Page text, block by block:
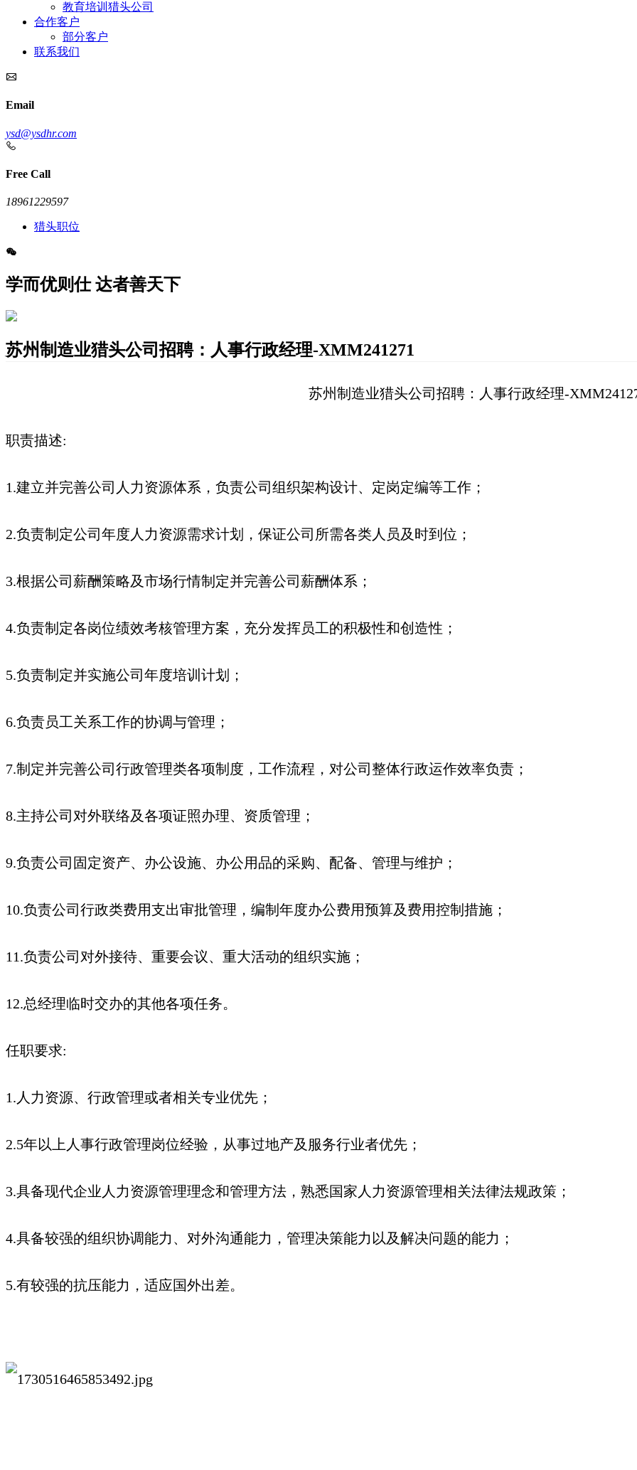
教育培训猎头公司
合作客户
部分客户
联系我们
Email
ysd@ysdhr.com
Free Call
18961229597
猎头职位
学而优则仕 达者善天下
苏州制造业猎头公司招聘：人事行政经理-XMM241271
苏州制造业猎头公司招聘：人事行政经理-
职责描述:
1.建立并完善公司人力资源体系，负责公司组织架构设计、定岗定编等工作；
2.负责制定公司年度人力资源需求计划，保证公司所需各类人员及时到位；
3.根据公司薪酬策略及市场行情制定并完善公司薪酬体系；
4.负责制定各岗位绩效考核管理方案，充分发挥员工的积极性和创造性；
5.负责制定并实施公司年度培训计划；
6.负责员工关系工作的协调与管理；
7.制定并完善公司行政管理类各项制度，工作流程，对公司整体行政运作效率负责；
8.主持公司对外联络及各项证照办理、资质管理；
9.负责公司固定资产、办公设施、办公用品的采购、配备、管理与维护；
10.负责公司行政类费用支出审批管理，编制年度办公费用预算及费用控制措施；
11.负责公司对外接待、重要会议、重大活动的组织实施；
12.总经理临时交办的其他各项任务。
任职要求:
1.人力资源、行政管理或者相关专业优先；
2.5年以上人事行政管理岗位经验，从事过地产及服务行业者优先；
3.具备现代企业人力资源管理理念和管理方法，熟悉国家人力资源管理相关法律法规政策；
4.具备较强的组织协调能力、对外沟通能力，管理决策能力以及解决问题的能力；
5.有较强的抗压能力，适应国外出差。